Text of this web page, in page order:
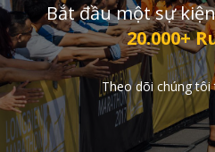
Bắt đầu một sự
20.000+
Theo dõi chúng